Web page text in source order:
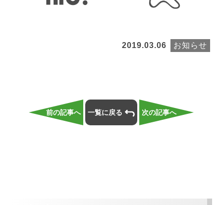
2019.03.06 お知らせ
前の記事へ 一覧に戻る 次の記事へ